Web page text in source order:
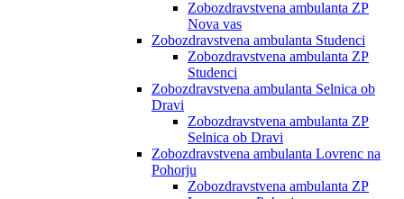
Zobozdravstvena ambulanta ZP
Nova vas
Zobozdravstvena ambulanta Studenci
Zobozdravstvena ambulanta ZP
Studenci
Zobozdravstvena ambulanta Selnica ob
Dravi
Zobozdravstvena ambulanta ZP
Selnica ob Dravi
Zobozdravstvena ambulanta Lovrenc na
Pohorju
Zobozdravstvena ambulanta ZP